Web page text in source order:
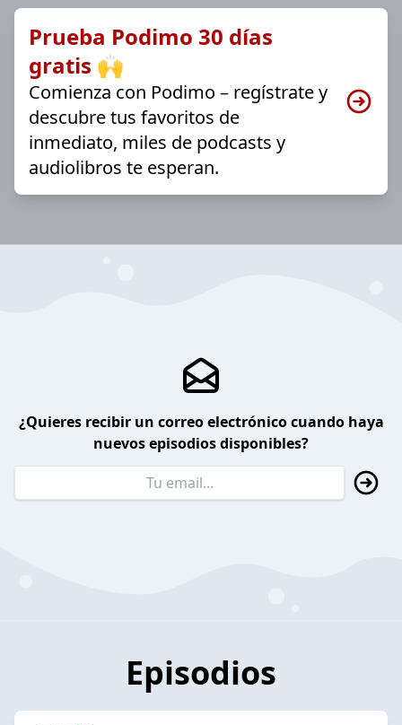
Prueba Podimo 30 días
gratis 🙌
Comienza con Podimo – regístrate y
descubre tus favoritos de
inmediato, miles de podcasts y
audiolibros te esperan.
¿Quieres recibir un correo electrónico cuando haya
nuevos episodios disponibles?
Episodios